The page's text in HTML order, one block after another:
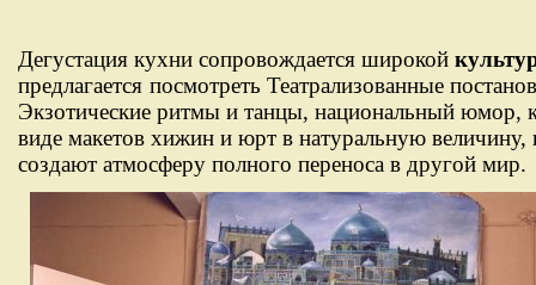
Дегустация кухни сопровождается широкой
предлагается посмотреть Театрализованные
Экзотические ритмы и танцы, национальный
виде макетов хижин и юрт в натуральную
создают атмосферу полного переноса в другой мир.